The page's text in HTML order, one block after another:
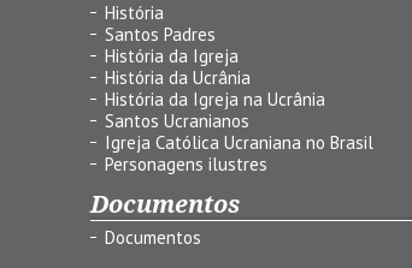
História
Santos Padres
História da Igreja
História da Ucrânia
História da Igreja na Ucrânia
Santos Ucranianos
Igreja Católica Ucraniana no Brasil
Personagens ilustres
Documentos
Documentos